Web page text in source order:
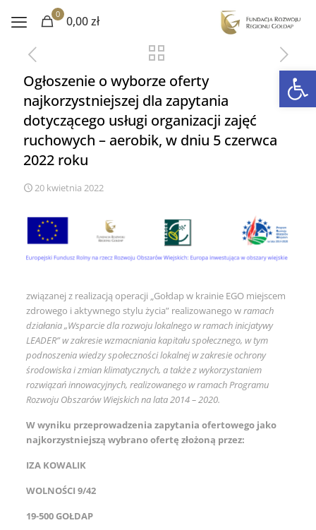
0 0,00 zł
Ogłoszenie o wyborze oferty
najkorzystniejszej dla zapytania
dotyczącego usługi organizacji zajęć
ruchowych – aerobik, w dniu 5 czerwca
2022 roku
20 kwietnia 2022
związanej z realizacją operacji „Gołdap w krainie EGO miejscem
zdrowego i aktywnego stylu życia” realizowanego wramach
działania „Wsparcie dla rozwoju lokalnego w ramach inicjatywy
LEADER” w zakresie wzmacniania kapitału społecznego, w tym
podnoszenia wiedzy społeczności lokalnej w zakresie ochrony
środowiska i zmian klimatycznych, a także z wykorzystaniem
rozwiązań innowacyjnych, realizowanego w ramach Programu
Rozwoju Obszarów Wiejskich na lata 2014 – 2020.
W wyniku przeprowadzenia zapytania ofertowego jako
najkorzystniejszą wybrano ofertę złożoną przez:
IZA KOWALIK
WOLNOŚCI 9/42
19-500 GOŁDAP